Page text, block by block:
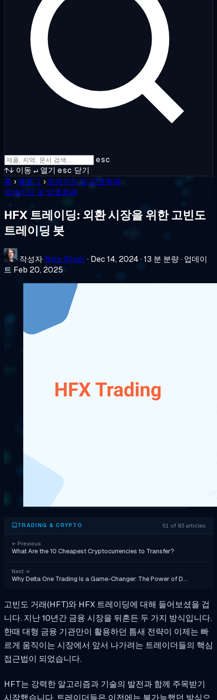
esc
↑↓ 이동 ↵ 열기 esc 닫기
홈 › 블로그 › 트레이딩 및 암호화폐
트레이딩 및 암호화폐
HFX 트레이딩: 외환 시장을 위한 고빈도
트레이딩 봇
작성자 Nick Silver · Dec 14, 2024 ·13 분 분량· 업데이
트 Feb 20, 2025
TRADING & CRYPTO 51 of 83 articles
← Previous
What Are the 10 Cheapest Cryptocurrencies to Transfer?
Next →
Why Delta One Trading Is a Game-Changer: The Power of D…
고빈도 거래(HFT)와 HFX 트레이딩에 대해 들어보셨을 겁
니다. 지난 10년간 금융 시장을 뒤흔든 두 가지 방식입니다.
한때 대형 금융 기관만이 활용하던 틈새 전략이 이제는 빠
르게 움직이는 시장에서 앞서 나가려는 트레이더들의 핵심
접근법이 되었습니다.
HFT는 강력한 알고리즘과 기술의 발전과 함께 주목받기
시작했습니다. 트레이더들은 이전에는 불가능했던 방식으